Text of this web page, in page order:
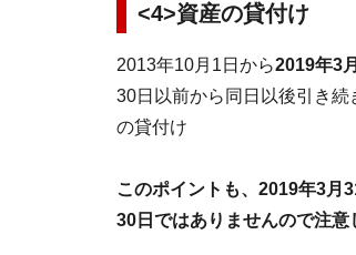
<4>資産の貸付け
2013年10月1日から2019年3
30日以前から同日以後引き
の貸付け
このポイントも、2019年3月
30日ではありませんので注意